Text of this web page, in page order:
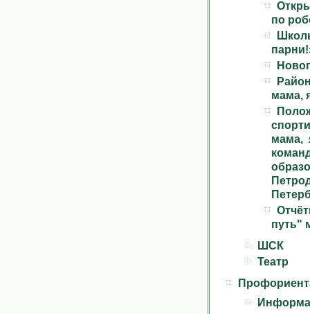
по
мама,
мама,
путь"
ШСК
Театр